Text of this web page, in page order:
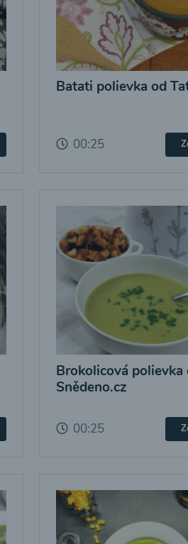
Batati polievka od
00:25
Brokolicová polievka
Snědeno.cz
00:25